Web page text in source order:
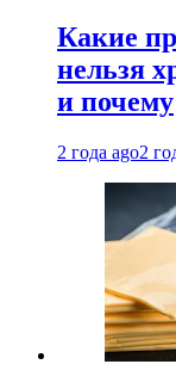
Какие
нельзя
и почему
2 года ago2